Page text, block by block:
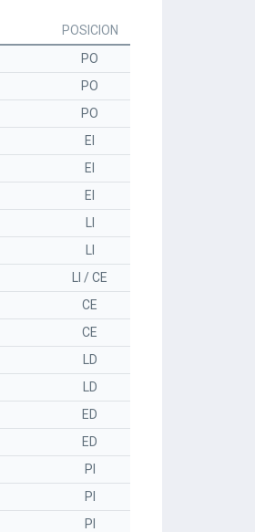
POSICION
PO
PO
PO
EI
EI
EI
LI / CE
CE
CE
LD
LD
ED
ED
PI
PI
PI